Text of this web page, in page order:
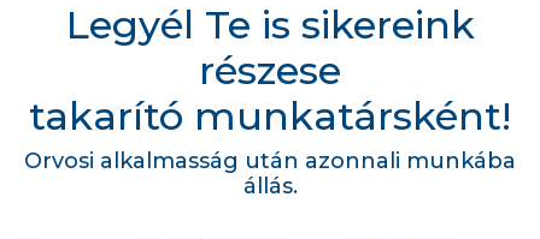
Legyél Te is sikereink
részese
takarító munkatársként!
Orvosi alkalmasság után azonnali munkába
állás.